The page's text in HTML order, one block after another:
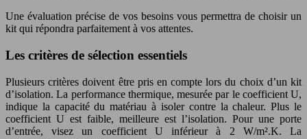
Une évaluation précise de vos besoins vous permettra de choisir un
kit qui répondra parfaitement à vos attentes.
Les critères de sélection essentiels
Plusieurs critères doivent être pris en compte lors du choix d’un kit
d’isolation. La performance thermique, mesurée par le coefficient U,
indique la capacité du matériau à isoler contre la chaleur. Plus le
coefficient U est faible, meilleure est l’isolation. Pour une porte
d’entrée, visez un coefficient U inférieur à 2 W/m².K. La